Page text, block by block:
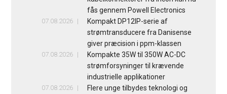
fås gennem Powell Electronics
07.08.2026
Kompakt DP12IP-serie af
strømtransducere fra Danisense
giver præcision i ppm-klassen
07.08.2026
Kompakte 35W til 350W AC-DC
strømforsyninger til krævende
industrielle applikationer
07.08.2026
Flere unge tilbydes teknologi og